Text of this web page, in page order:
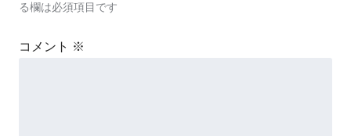
る欄は必須項目です
コメント ※